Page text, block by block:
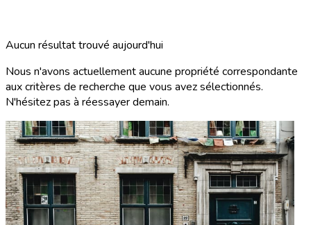
Aucun résultat trouvé aujourd'hui
Nous n'avons actuellement aucune propriété correspondante
aux critères de recherche que vous avez sélectionnés.
N'hésitez pas à réessayer demain.